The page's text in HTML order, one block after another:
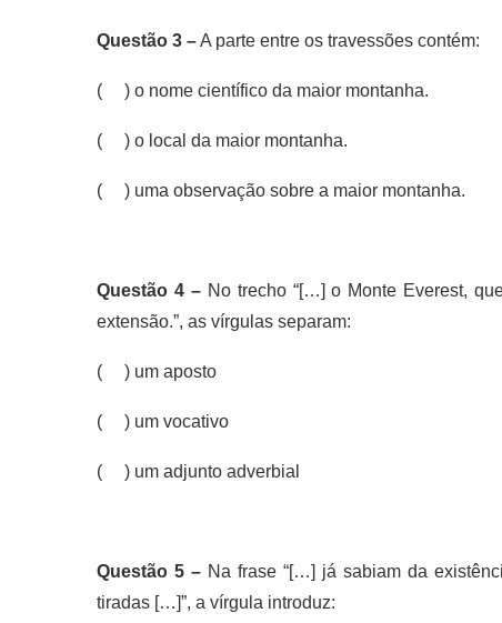
Questão 3 –A parte entre os travessões contém:
( ) o nome científico da maior montanha.
( ) o local da maior montanha.
( ) uma observação sobre a maior montanha.
Questão 4 –No trecho “[…] o Monte Everest,
extensão.”, as vírgulas separam:
( ) um aposto
( ) um vocativo
( ) um adjunto adverbial
Questão 5 – Na frase “[…] já sabiam da
tiradas […]”, a vírgula introduz: